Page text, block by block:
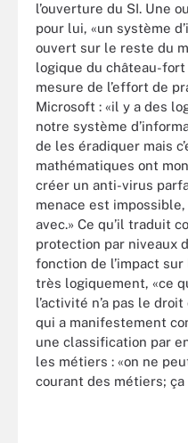
l’ouverture du SI. Une
pour lui, «un système
ouvert sur le reste du
logique du château-fort
mesure de l’effort de
Microsoft : «il y a des
notre système
de les éradiquer mais
mathématiques ont
créer un anti-virus
menace est
avec.» Ce qu’il traduit
protection par niveaux
fonction de l’impact sur
très logiquement, «ce
l’activité n’a pas le
qui a manifestement
une classification par
les métiers : «on ne
courant des métiers; ça